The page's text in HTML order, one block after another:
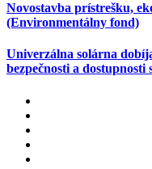
Novostavba prístrešku,
(Environmentálny fond)
Univerzálna solárna
bezpečnosti a